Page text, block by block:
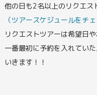
他の日も2名以上のリクエス
（ツアースケジュールをチェ
リクエストツアーは希望日
一番最初に予約を入れてい
いきます！！